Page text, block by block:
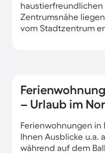
Zentrumsnähe
vom Stadtzentrum
– Urlaub im
Ferienwohnungen
Ihnen Ausblicke u.a.
während auf dem